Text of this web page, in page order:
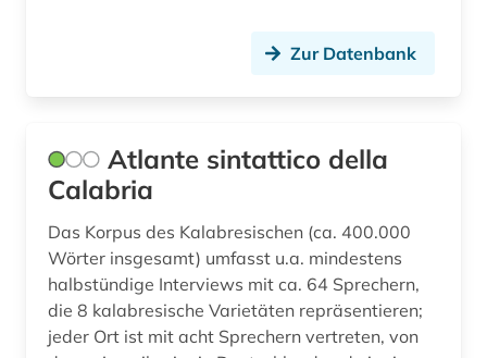
Zur Datenbank
Atlante sintattico della
Calabria
Das Korpus des Kalabresischen (ca. 400.000
Wörter insgesamt) umfasst u.a. mindestens
halbstündige Interviews mit ca. 64 Sprechern,
die 8 kalabresische Varietäten repräsentieren;
jeder Ort ist mit acht Sprechern vertreten, von